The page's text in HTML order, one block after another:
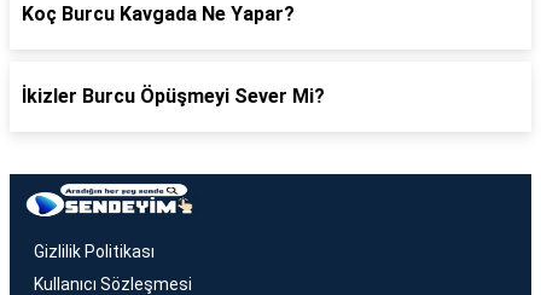
Koç Burcu Kavgada Ne Yapar?
İkizler Burcu Öpüşmeyi Sever Mi?
Gizlilik Politikası
Kullanıcı Sözleşmesi